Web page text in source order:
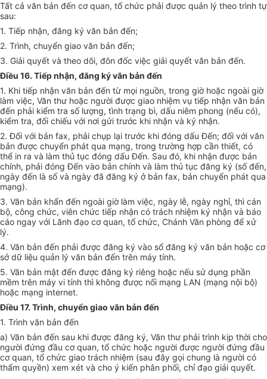
Tất cả văn bản đến cơ quan, tổ chức phải được quản lý theo trình tự
sau:
1. Tiếp nhận, đăng ký văn bản đến;
2. Trình, chuyển giao văn bản đến;
3. Giải quyết và theo dõi, đôn đốc việc giải quyết văn bản đến.
Điều 16. Tiếp nhận, đăng ký văn bản đến
1. Khi tiếp nhận văn bản đến từ mọi nguồn, trong giờ hoặc ngoài giờ
làm việc, Văn thư hoặc người được giao nhiệm vụ tiếp nhận văn bản
đến phải kiểm tra số lượng, tình trạng bì, dấu niêm phong (nếu có),
kiểm tra, đối chiếu với nơi gửi trước khi nhận và ký nhận.
2.Đối với bản fax, phải chụp lại trước khi đóng dấu Đến; đối với văn
bản được chuyển phát qua mạng, trong trường hợp cần thiết, có
thể in ra và làm thủ tục đóng dấu Đến. Sau đó, khi nhận được bản
chính, phải đóng Đến vào bản chính và làm thủ tục đăng ký (số đến,
ngày đến là số và ngày đã đăng ký ở bản fax, bản chuyển phát qua
mạng).
3. Văn bản khẩn đến ngoài giờ làm việc, ngày lễ, ngày nghỉ, thì cán
bộ, công chức, viên chức tiếp nhận có trách nhiệm ký nhận và báo
cáo ngay với Lãnh đạo cơ quan, tổ chức, Chánh Văn phòng để xử
lý.
4. Văn bản đến phải được đăng ký vào sổ đăng ký văn bản hoặc cơ
sởdữ liệu quản lý văn bản đến trên máy tính.
5. Văn bản mật đến được đăng ký riêng hoặc nếu sử dụng phần
mềm trên máy vi tính thì không được nối mạng LAN (mạng nội bộ)
hoặc mạng internet.
Điều 17. Trình, chuyển giao văn bản đến
1. Trình văn bản đến
a) Văn bản đến sau khi được đăng ký, Văn thư phải trình kịp thời cho
người đứng đầu cơ quan, tổ chức hoặc người được người đứng đầu
cơ quan, tổ chức giao trách nhiệm (sau đây gọi chung là người có
thẩm quyền) xem xét và cho ý kiến phân phối, chỉ đạo giải quyết.